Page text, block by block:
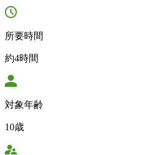
所要時間
約4時間
対象年齢
10歳